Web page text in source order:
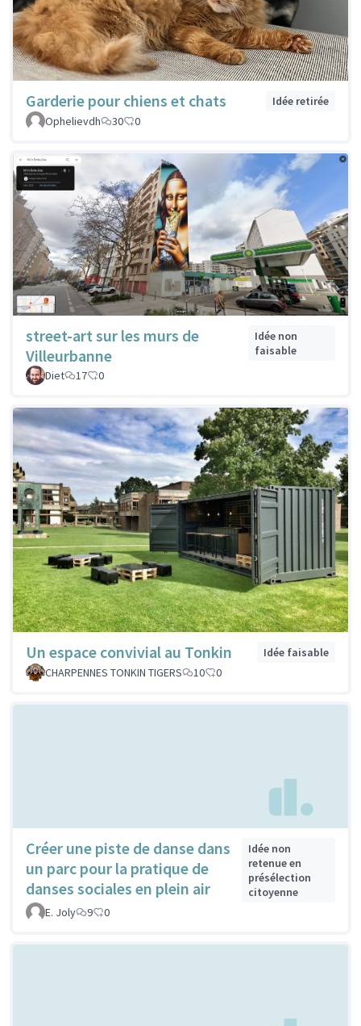
Garderie pour chiens et chats
Idée retirée
Ophelievdh
30 0
street-art sur les murs de
Villeurbanne
Idée non
faisable
Diet
17 0
Un espace convivial au Tonkin
Idée faisable
CHARPENNES TONKIN TIGERS
10 0
Créer une piste de danse dans
un parc pour la pratique de
danses sociales en plein air
Idée non
retenue en
présélection
citoyenne
E. Joly
9 0